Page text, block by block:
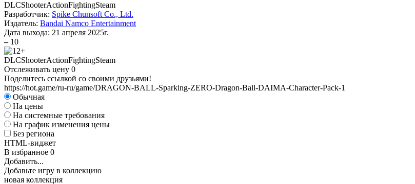
DLCShooterActionFightingSteam
Разработчик: Spike Chunsoft Co., Ltd.
Издатель: Bandai Namco Entertainment
Дата выхода: 21 апреля 2025г.
– 10
DLCShooterActionFightingSteam
Отслеживать цену 0
Поделитесь ссылкой со своими друзьями!
https://hot.game/ru-ru/game/DRAGON-BALL-Sparking-ZERO-Dragon-Ball-DAIMA-Character-Pack-1
Обычная
На цены
На системные требования
На график изменения цены
Без региона
HTML-виджет
В избранное 0
Добавить...
Добавьте игру в коллекцию
новая коллекция